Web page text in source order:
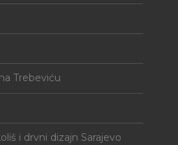
Trebeviću
i drvni dizajn Sarajevo